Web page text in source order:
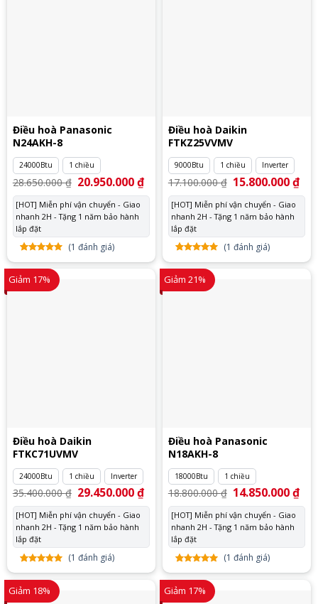
Điều hoà Panasonic
N24AKH-8
24000Btu 1 chiều
28.650.000₫ Giá
gốc
là:
28.650.000 ₫.
20.950.000₫Giá
tại
20.950.000 ₫.
[HOT] Miễn phí vận chuyển - Giao
nhanh 2H - Tặng 1 năm bảo hành
lắp đặt
5.00trên
5 dựa
trên
1
đánh
(1 đánh giá)
Điều hoà Daikin
FTKZ25VVMV
9000Btu 1 chiều Inverter
17.100.000₫ Giá
gốc
là:
17.100.000 ₫.
15.800.000₫Giá
tại
[HOT] Miễn phí vận chuyển - Giao
nhanh 2H - Tặng 1 năm bảo hành
lắp đặt
5.00trên
5 dựa
trên
1
đánh
(1 đánh giá)
Giảm 17%
Điều hoà Daikin
FTKC71UVMV
24000Btu 1 chiều Inverter
35.400.000₫ Giá
gốc
là:
35.400.000 ₫.
29.450.000₫Giá
tại
29.450.000 ₫.
[HOT] Miễn phí vận chuyển - Giao
nhanh 2H - Tặng 1 năm bảo hành
lắp đặt
5.00trên
5 dựa
trên
1
đánh
(1 đánh giá)
Giảm 21%
Điều hoà Panasonic
N18AKH-8
18000Btu 1 chiều
18.800.000₫ Giá
gốc
là:
18.800.000 ₫.
14.850.000₫Giá
tại
[HOT] Miễn phí vận chuyển - Giao
nhanh 2H - Tặng 1 năm bảo hành
lắp đặt
5.00trên
5 dựa
trên
1
đánh
(1 đánh giá)
Giảm 18% Giảm 17%